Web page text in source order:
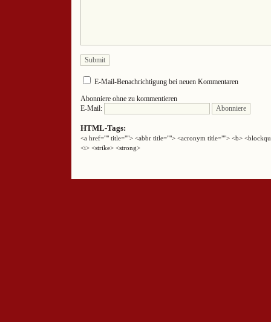
E-Mail-Benachrichtigung bei neuen Kommentaren
Abonniere ohne zu kommentieren
E-Mail:
HTML-Tags:
<a href="" title=""> <abbr title=""> <acronym title=""> <b>
<i> <strike> <strong>